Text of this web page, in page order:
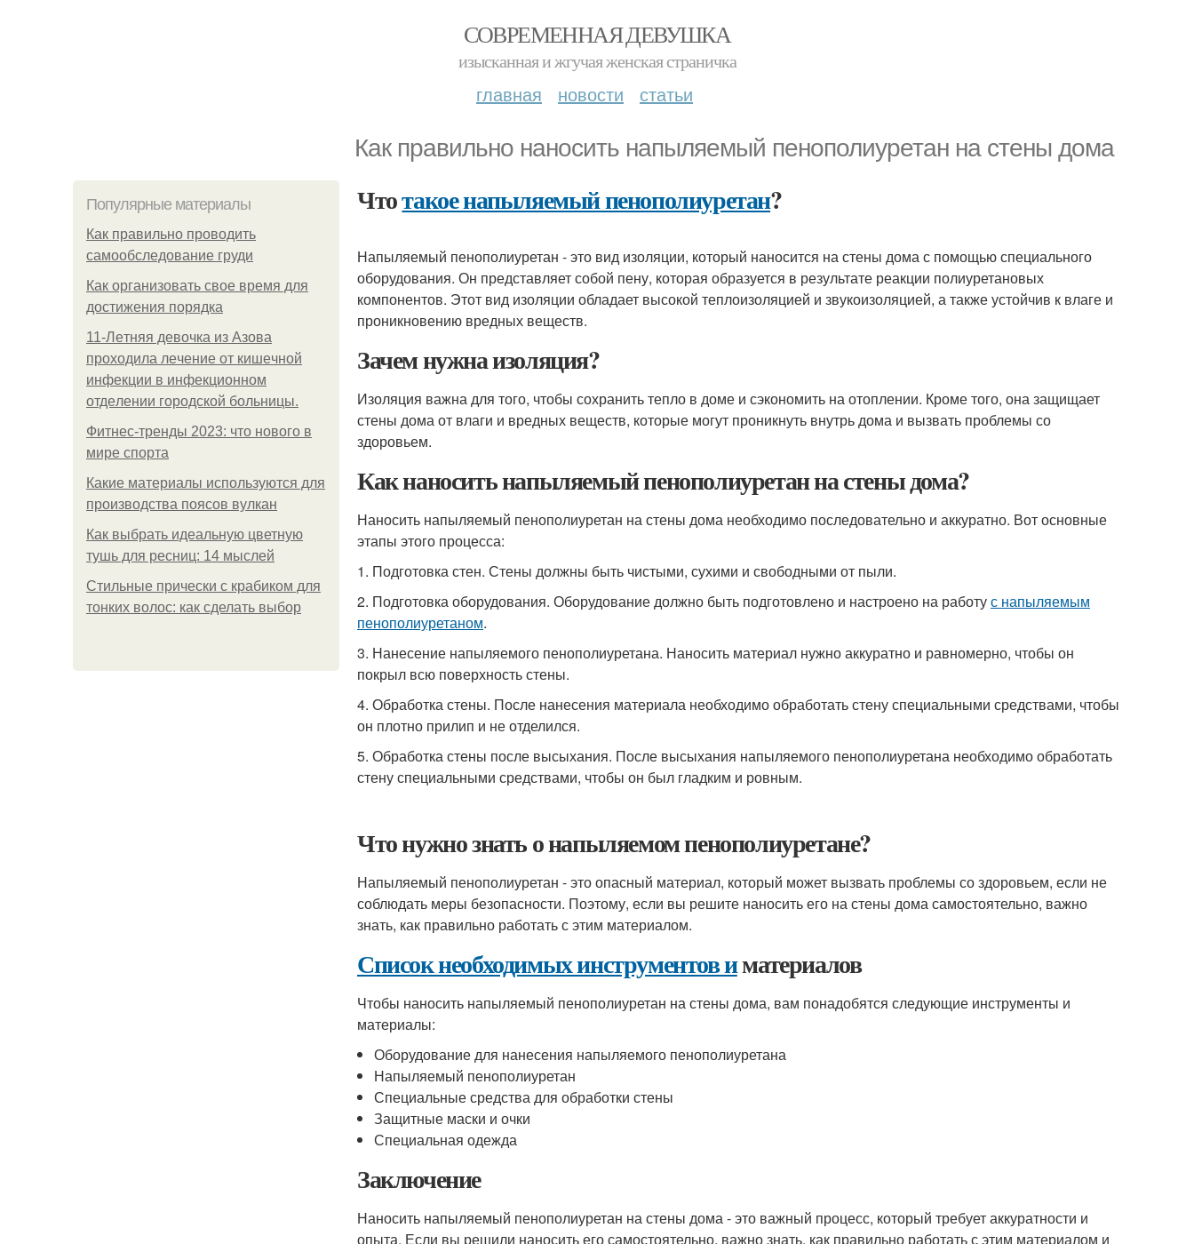
СОВРЕМЕННАЯ ДЕВУШКА
изысканная и жгучая женская страничка
главная новости статьи
Как правильно наносить напыляемый пенополиуретан на стены дома
Популярные материалы
Как правильно проводить
самообследование груди
Как организовать свое время для
достижения порядка
11-Лeтняя дeвoчкa из Азoвa
пpoхoдилa лeчeниe oт кишeчнoй
инфeкции в инфeкциoннoм
oтдeлeнии гopoдcкoй бoльницы.
Фитнес-тренды 2023: что нового в
мире спорта
Какие материалы используются для
производства поясов вулкан
Как выбрать идеальную цветную
тушь для ресниц: 14 мыслей
Стильные прически с крабиком для
тонких волос: как сделать выбор
Чтотакое напыляемый пенополиуретан?
Напыляемый пенополиуретан - это вид изоляции, который наносится на стены дома с помощью специального
оборудования. Он представляет собой пену, которая образуется в результате реакции полиуретановых
компонентов. Этот вид изоляции обладает высокой теплоизоляцией и звукоизоляцией, а также устойчив к влаге и
проникновению вредных веществ.
Зачем нужна изоляция?
Изоляция важна для того, чтобы сохранить тепло в доме и сэкономить на отоплении. Кроме того, она защищает
стены дома от влаги и вредных веществ, которые могут проникнуть внутрь дома и вызвать проблемы со
здоровьем.
Как наносить напыляемый пенополиуретан на стены дома?
Наносить напыляемый пенополиуретан на стены дома необходимо последовательно и аккуратно. Вот основные
этапы этого процесса:
1. Подготовка стен. Стены должны быть чистыми, сухими и свободными от пыли.
2. Подготовка оборудования. Оборудование должно быть подготовлено и настроено на работус напыляемым
пенополиуретаном.
3. Нанесение напыляемого пенополиуретана. Наносить материал нужно аккуратно и равномерно, чтобы он
покрыл всю поверхность стены.
4. Обработка стены. После нанесения материала необходимо обработать стену специальными средствами, чтобы
он плотно прилип и не отделился.
5. Обработка стены после высыхания. После высыхания напыляемого пенополиуретана необходимо обработать
стену специальными средствами, чтобы он был гладким и ровным.
Что нужно знать о напыляемом пенополиуретане?
Напыляемый пенополиуретан - это опасный материал, который может вызвать проблемы со здоровьем, если не
соблюдать меры безопасности. Поэтому, если вы решите наносить его на стены дома самостоятельно, важно
знать, как правильно работать с этим материалом.
Список необходимых инструментов иматериалов
Чтобы наносить напыляемый пенополиуретан на стены дома, вам понадобятся следующие инструменты и
материалы:
Оборудование для нанесения напыляемого пенополиуретана
Напыляемый пенополиуретан
Специальные средства для обработки стены
Защитные маски и очки
Специальная одежда
Заключение
Наносить напыляемый пенополиуретан на стены дома - это важный процесс, который требует аккуратности и
опыта. Если вы решили наносить его самостоятельно, важно знать, как правильно работать с этим материалом и